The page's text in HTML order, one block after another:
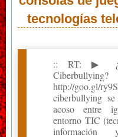
tecnologías
:: RT: ▶
Ciberbullying?
http://
ciberbullying
acoso entre
entorno TIC